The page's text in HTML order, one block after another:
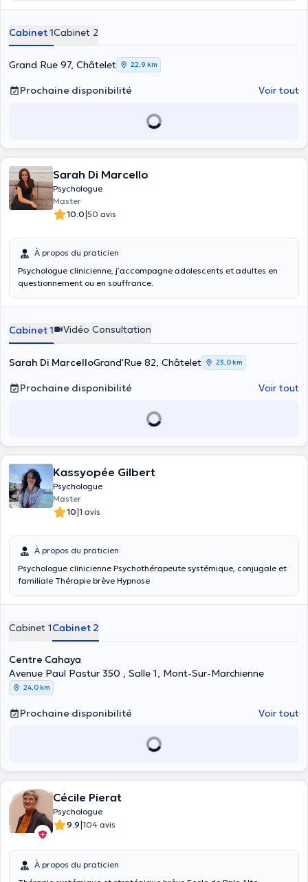
Cabinet 1Cabinet 2
Grand Rue 97, Châtelet 22,9 km
Prochaine disponibilité Voir tout
Sarah Di Marcello
Psychologue
Master
10.0|50 avis
À propos du praticien
Psychologue clinicienne, j’accompagne adolescents et adultes en
questionnement ou en souffrance.
Cabinet 1 Vidéo Consultation
Sarah Di MarcelloGrand'Rue 82, Châtelet 23,0 km
Prochaine disponibilité Voir tout
Kassyopée Gilbert
Psychologue
Master
10|1 avis
À propos du praticien
Psychologue clinicienne Psychothérapeute systémique, conjugale et
familiale Thérapie brève Hypnose
Cabinet 1Cabinet 2
Centre Cahaya
Avenue Paul Pastur 350 , Salle 1, Mont-Sur-Marchienne
24,0 km
Prochaine disponibilité Voir tout
Cécile Pierat
Psychologue
9.9|104 avis
À propos du praticien